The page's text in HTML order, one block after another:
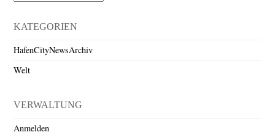
KATEGORIEN
HafenCityNewsArchiv
Welt
VERWALTUNG
Anmelden